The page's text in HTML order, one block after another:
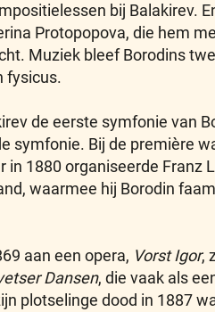
bij Balakirev.
Protopopova, die hem
Muziek bleef Borodins
fysicus.
de eerste symfonie van
symfonie. Bij de première
in 1880 organiseerde Franz
waarmee hij Borodin
aan een opera, Vorst Igor,
Dansen, die vaak als
plotselinge dood in 1887